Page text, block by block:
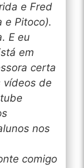
e Fred
e Pitoco).
E eu
em
certa
vídeos de
nos
comigo